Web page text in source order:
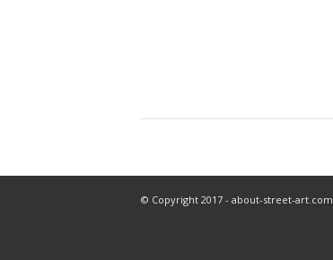
© Copyright 2017 - about-street-art.com